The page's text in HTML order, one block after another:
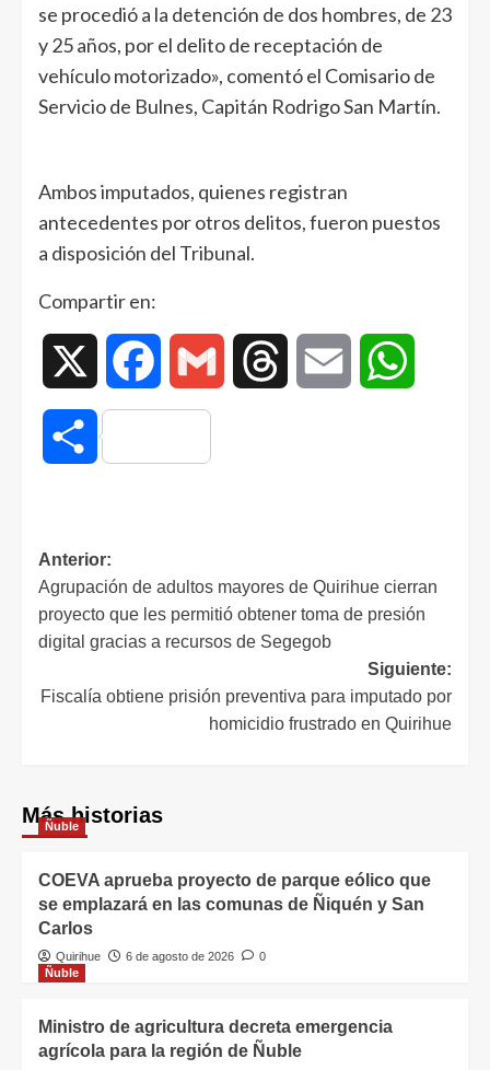
se procedió a la detención de dos hombres, de 23
y 25 años, por el delito de receptación de
vehículo motorizado», comentó el Comisario de
Servicio de Bulnes, Capitán Rodrigo San Martín.
Ambos imputados, quienes registran
antecedentes por otros delitos, fueron puestos
a disposición del Tribunal.
Compartir en:
Facebook Gmail Threads Email
Compartir
Anterior:
Agrupación de adultos mayores de Quirihue cierran
proyecto que les permitió obtener toma de presión
digital gracias a recursos de Segegob
Siguiente:
Fiscalía obtiene prisión preventiva para imputado por
homicidio frustrado en Quirihue
Más historias
Ñuble
COEVA aprueba proyecto de parque eólico que
se emplazará en las comunas de Ñiquén y San
Carlos
Quirihue 6 de agosto de 2026
0
Ñuble
Ministro de agricultura decreta emergencia
agrícola para la región de Ñuble